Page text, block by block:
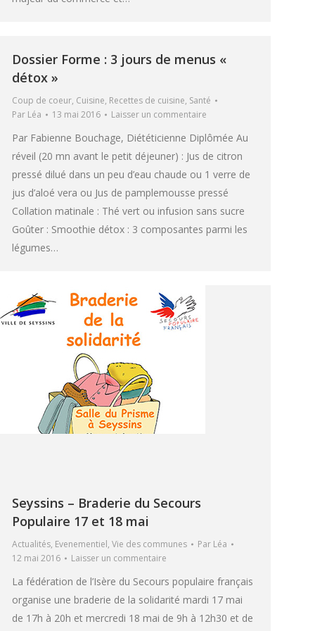
Dossier Forme : 3 jours de menus «
détox »
Coup de coeur, Cuisine, Recettes de cuisine, Santé
Par Léa 13 mai 2016 Laisser un commentaire
Par Fabienne Bouchage, Diététicienne Diplômée Au
réveil (20 mn avant le petit déjeuner) : Jus de citron
pressé dilué dans un peu d’eau chaude ou 1 verre de
jus d’aloé vera ou Jus de pamplemousse pressé
Collation matinale : Thé vert ou infusion sans sucre
Goûter : Smoothie détox : 3 composantes parmi les
légumes…
Seyssins – Braderie du Secours
Populaire 17 et 18 mai
Actualités, Evenementiel, Vie des communes Par Léa
12 mai 2016
Laisser un commentaire
La fédération de l’Isère du Secours populaire français
organise une braderie de la solidarité mardi 17 mai
de 17h à 20h et mercredi 18 mai de 9h à 12h30 et de